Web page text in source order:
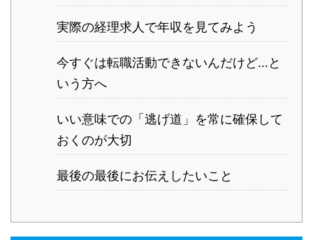
実際の経理求人で年収を見てみよう
今すぐは転職活動できないんだけど…と
いう方へ
いい意味での「逃げ道」を常に確保して
おくのが大切
最後の最後にお伝えしたいこと